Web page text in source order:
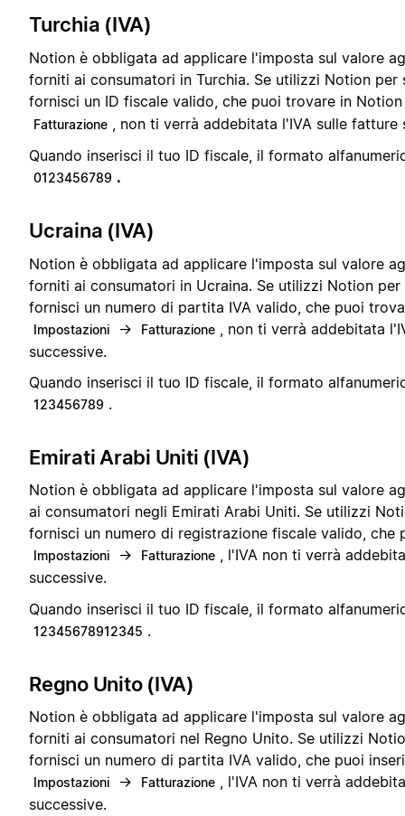
Turchia (IVA)
Notion è obbligata ad applicare l'imposta sul valore
forniti ai consumatori in Turchia. Se utilizzi Notion per
fornisci un ID fiscale valido, che puoi trovare in
Fatturazione
, non ti verrà addebitata l'IVA sulle fatture
Quando inserisci il tuo ID fiscale, il formato
0123456789 .
Ucraina (IVA)
Notion è obbligata ad applicare l'imposta sul valore
forniti ai consumatori in Ucraina. Se utilizzi Notion
fornisci un numero di partita IVA valido, che puoi
Impostazioni → Fatturazione
, non ti verrà addebitata
successive.
Quando inserisci il tuo ID fiscale, il formato
123456789 .
Emirati Arabi Uniti (IVA)
Notion è obbligata ad applicare l'imposta sul valore
ai consumatori negli Emirati Arabi Uniti. Se utilizzi
fornisci un numero di registrazione fiscale valido, che
Impostazioni → Fatturazione , l'IVA non ti verrà
successive.
Quando inserisci il tuo ID fiscale, il formato
12345678912345 .
Regno Unito (IVA)
Notion è obbligata ad applicare l'imposta sul valore
forniti ai consumatori nel Regno Unito. Se utilizzi
fornisci un numero di partita IVA valido, che puoi
Impostazioni → Fatturazione , l'IVA non ti verrà
successive.